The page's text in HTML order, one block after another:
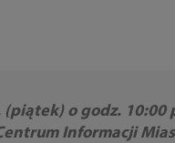
o godz. 10:00
Informacji